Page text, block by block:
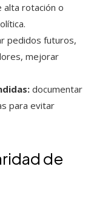
alta rotación o
pedidos futuros,
mejorar
documentar
para evitar
de